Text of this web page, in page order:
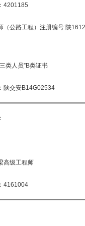
4201185
（公路工程）注册编号:陕
类人员”B类证书
陕交安B14G02534
高级工程师
4161004